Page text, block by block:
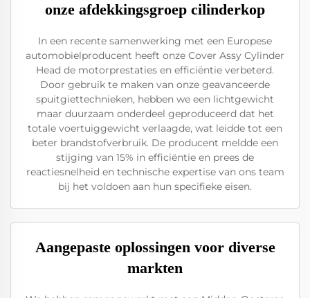
onze afdekkingsgroep cilinderkop
In een recente samenwerking met een Europese
automobielproducent heeft onze Cover Assy Cylinder
Head de motorprestaties en efficiëntie verbeterd.
Door gebruik te maken van onze geavanceerde
spuitgiettechnieken, hebben we een lichtgewicht
maar duurzaam onderdeel geproduceerd dat het
totale voertuiggewicht verlaagde, wat leidde tot een
beter brandstofverbruik. De producent meldde een
stijging van 15% in efficiëntie en prees de
reactiesnelheid en technische expertise van ons team
bij het voldoen aan hun specifieke eisen.
Aangepaste oplossingen voor diverse
markten